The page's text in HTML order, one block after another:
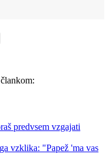
predvsem vzgajati
vzklika: "Papež 'ma vas